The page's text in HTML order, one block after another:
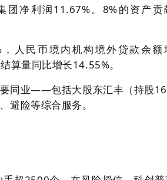
团净利润11.67%。8%的资产贡
人民币境内机构境外贷款余额
算量同比增长14.55%。
同业——包括大股东汇丰（持股
险等综合服务。